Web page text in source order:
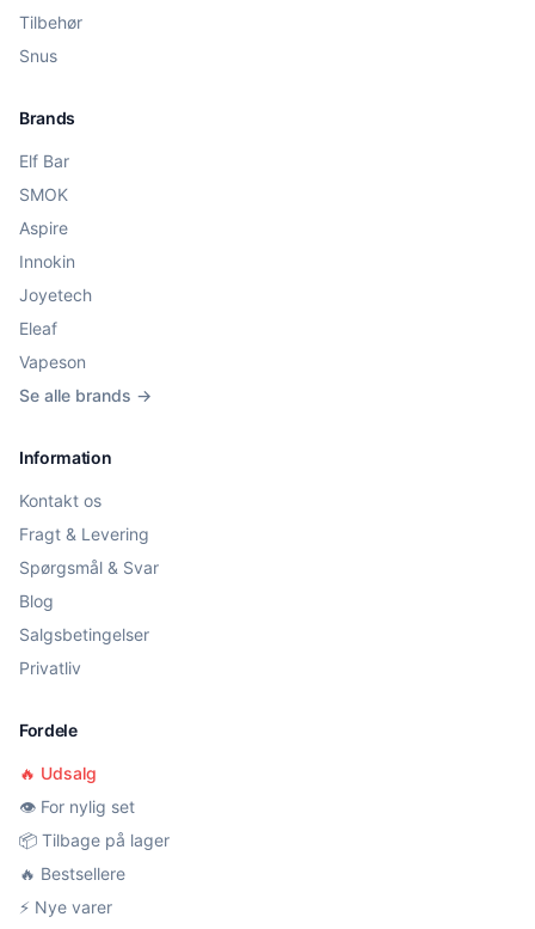
Tilbehør
Snus
Brands
Elf Bar
SMOK
Aspire
Innokin
Joyetech
Eleaf
Vapeson
Se alle brands →
Information
Kontakt os
Fragt & Levering
Spørgsmål & Svar
Blog
Salgsbetingelser
Privatliv
Fordele
🔥 Udsalg
👁️ For nylig set
📦 Tilbage på lager
🔥 Bestsellere
⚡ Nye varer